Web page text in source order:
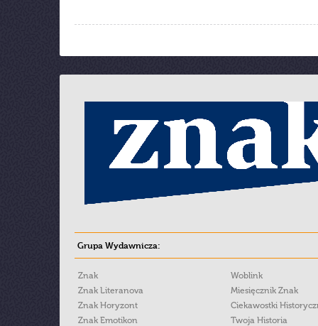
Grupa Wydawnicza:
Znak
Znak Literanova
Znak Horyzont
Znak Emotikon
Woblink
Miesięcznik Znak
Ciekawostki
Twoja Historia